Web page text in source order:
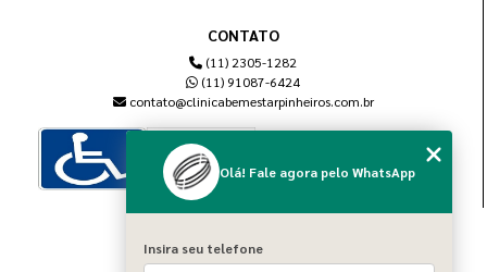
CONTATO
(11) 2305-1282
(11) 91087-6424
contato@clinicabemestarpinheiros.com.br
Home
Olá! Fale agora pelo WhatsApp
Insira seu telefone